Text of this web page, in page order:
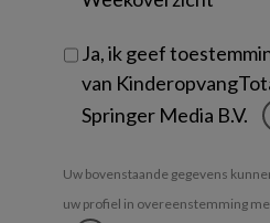
Ja, ik geef
van
Springer Media B.V.
Uw bovenstaande gegevens
uw profiel in overeenstemming